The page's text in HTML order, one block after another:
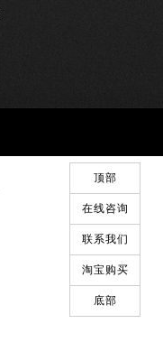
顶部
在线咨询
联系我们
淘宝购买
底部